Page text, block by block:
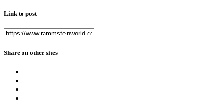
Link to post
Share on other sites